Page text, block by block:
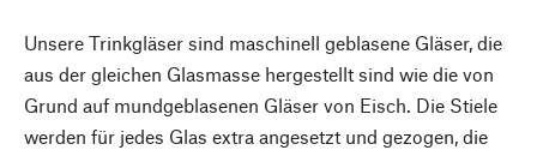
Unsere Trinkgläser sind maschinell geblasene Gläser, die
aus der gleichen Glasmasse hergestellt sind wie die von
Grund auf mundgeblasenen Gläser von Eisch. Die Stiele
werden für jedes Glas extra angesetzt und gezogen, die